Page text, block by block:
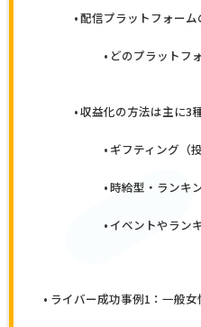
配信プラットフォー
どのプラットフ
収益化の方法は主に3
ギフティング（
時給型・ランキ
イベントやラン
ライバー成功事例1：一般